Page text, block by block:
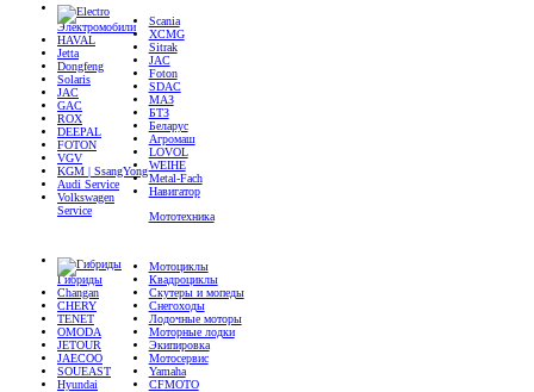
Электромобили
HAVAL
Jetta
Dongfeng
Solaris
JAC
GAC
ROX
DEEPAL
FOTON
VGV
KGM | SsangYong
Audi Service
Volkswagen
Service
Гибриды
Changan
CHERY
TENET
OMODA
JETOUR
JAECOO
SOUEAST
Hyundai
Bestune
XCMG
Sitrak
JAC
Foton
SDAC
МАЗ
БТЗ
Беларус
Агромаш
LOVOL
WEIHE
Metal-Fach
Навигатор
Мототехника
Квадроциклы
Скутеры и мопеды
Снегоходы
Лодочные моторы
Моторные лодки
Экипировка
Мотосервис
Yamaha
CFMOTO
KOVE